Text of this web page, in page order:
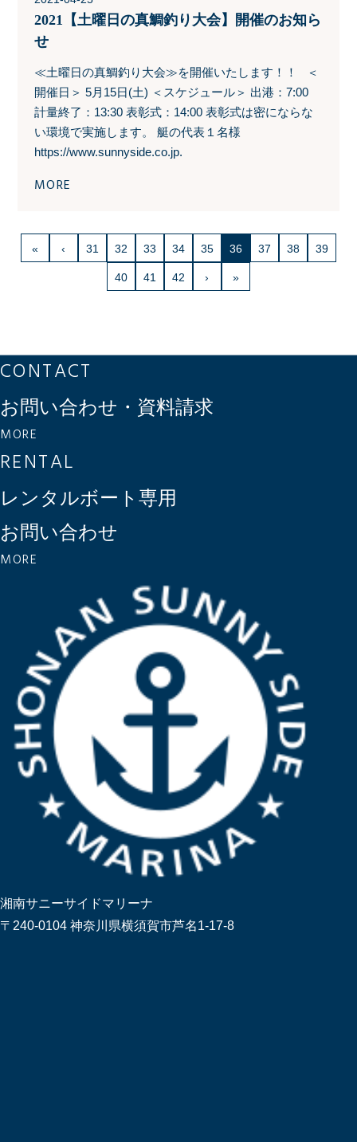
2021【土曜日の真鯛釣り大会】開催のお知ら
せ
≪土曜日の真鯛釣り大会≫を開催いたします！！ ＜
開催日＞ 5月15日(土) ＜スケジュール＞ 出港：7:00
計量終了：13:30 表彰式：14:00 表彰式は密にならな
い環境で実施します。 艇の代表１名様
https://www.sunnyside.co.jp.
MORE
« ‹ 31 32 33 34 35 36 37 38 39
40 41 42 › »
CONTACT
お問い合わせ・資料請求
MORE
RENTAL
レンタルボート専用
お問い合わせ
MORE
湘南サニーサイドマリーナ
〒240-0104 神奈川県横須賀市芦名1-17-8